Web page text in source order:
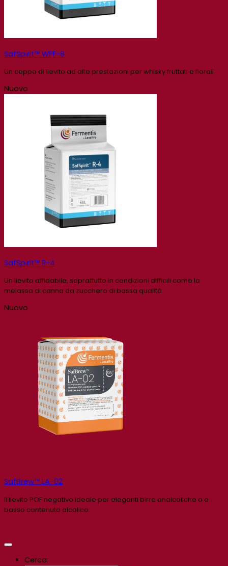
SafSpirit™ WFF-8
Un ceppo di lievito ad alte prestazioni per whisky fruttati e fiorali
Nuovo
SafSpirit™ R-4
Un lievito affidabile, soprattutto in condizioni difficili come la
melassa di canna da zucchero di bassa qualità
Nuovo
SafBrew™ LA-02
Il lievito POF negativo ideale per eleganti birre analcoliche o a
basso contenuto alcolico.
Cerca: